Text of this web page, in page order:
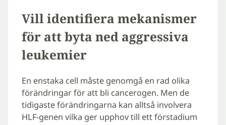
Vill identifiera mekanismer
för att byta ned aggressiva
leukemier
En enstaka cell måste genomgå en rad olika
förändringar för att bli cancerogen. Men de
tidigaste förändringarna kan alltså involvera
HLF-genen vilka ger upphov till ett förstadium